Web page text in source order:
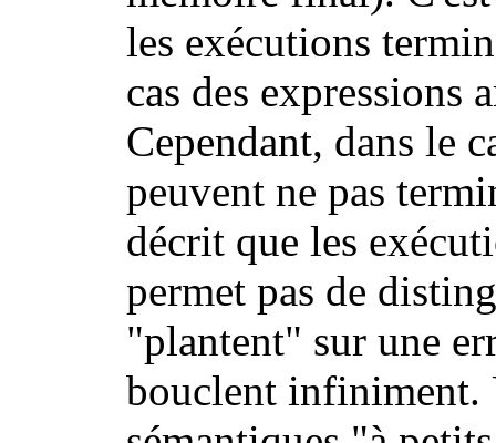
les exécutions
cas des expressions
Cependant, dans le
peuvent ne pas
décrit que les
permet pas de
"plantent" sur une
bouclent infiniment.